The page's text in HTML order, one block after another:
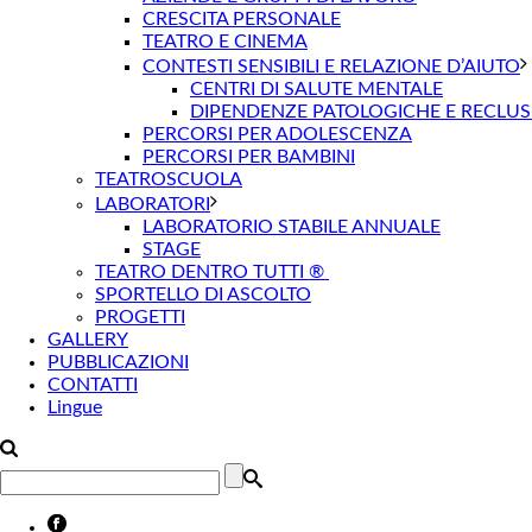
CRESCITA PERSONALE
TEATRO E CINEMA
CONTESTI SENSIBILI E RELAZIONE D’AIUTO
CENTRI DI SALUTE MENTALE
DIPENDENZE PATOLOGICHE E
PERCORSI PER ADOLESCENZA
PERCORSI PER BAMBINI
TEATROSCUOLA
LABORATORI
LABORATORIO STABILE ANNUALE
STAGE
TEATRO DENTRO TUTTI ®
SPORTELLO DI ASCOLTO
PROGETTI
GALLERY
PUBBLICAZIONI
CONTATTI
Lingue